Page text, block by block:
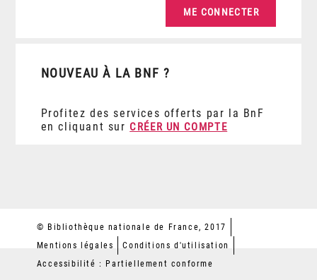
NOUVEAU À LA BNF ?
Profitez des services offerts par la BnF
en cliquant sur CRÉER UN COMPTE
© Bibliothèque nationale de France, 2017
Mentions légales
Conditions d'utilisation
Accessibilité : Partiellement conforme